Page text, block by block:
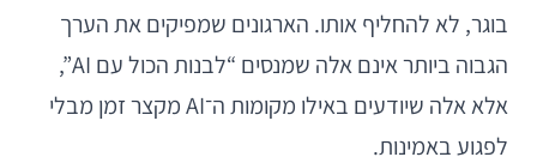
בוגר, לא להחליף אותו. הארגונים שמפיקים את הערך
הגבוה ביותר אינם אלה שמנסים “לבנות הכול עם AI”,
אלא אלה שיודעים באילו מקומות ה־AI מקצר זמן מבלי
לפגוע באמינות.